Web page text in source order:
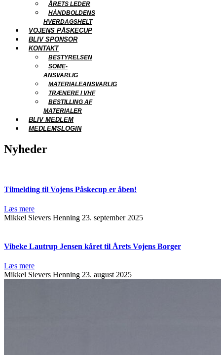
ÅRETS LEDER
HÅNDBOLDENS
HVERDAGSHELT
VOJENS PÅSKECUP
BLIV SPONSOR
KONTAKT
BESTYRELSEN
SOME-
ANSVARLIG
MATERIALEANSVARLIG
TRÆNERE I VHF
BESTILLING AF
MATERIALER
BLIV MEDLEM
MEDLEMSLOGIN
Nyheder
Tilmelding til Vojens Påskecup er åben!
Læs mere
Mikkel Sievers Henning 23. september 2025
Vibeke Lautrup Jensen kåret til Årets Vojens Borger
Læs mere
Mikkel Sievers Henning 23. august 2025